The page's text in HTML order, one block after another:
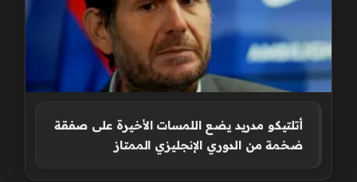
أتلتيكو مدريد يضع اللمسات الأخيرة على صفقة
ضخمة من الدوري الإنجليزي الممتاز